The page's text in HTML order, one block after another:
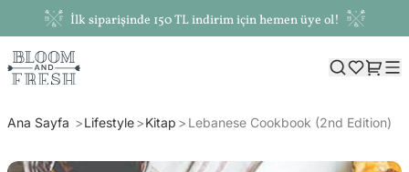
İlk siparişinde 150 TL indirim için hemen üye ol!
Ana Sayfa Lifestyle Kitap Lebanese Cookbook (2nd Edition)